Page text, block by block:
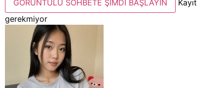
GÖRÜNTÜLÜ SOHBETE ŞIMDI BAŞLAYIN
Kayıt
gerekmiyor